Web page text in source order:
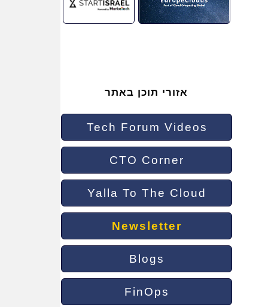
אזורי תוכן באתר
Tech Forum Videos
CTO Corner
Yalla To The Cloud
Newsletter
Blogs
FinOps